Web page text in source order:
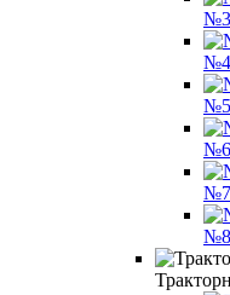
№3
№4
№5
№6
№7
№8